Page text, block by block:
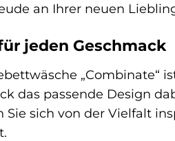
an Ihrer neuen
jeden Geschmack
„Combinate“
das passende Design
Sie sich von der Vielfalt